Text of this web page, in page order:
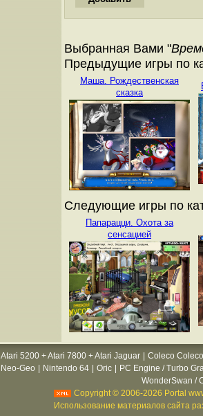
Выбранная Вами "
Предыдущие игры по
Маша. Рождественская
сказка
Следующие игры по
Папарацци. Охота за
сенсацией
Atari 5200 + Atari 7800 + Atari Jaguar
Coleco
Neo-Geo Nintendo 64 Oric
PC Engine / Turbo
WonderSwan /
Copyright © 2006-2026 Portal
Использование материалов сайта